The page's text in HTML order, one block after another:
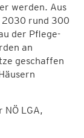
werden. Aus
2030 rund 300
der Pflege-
an
geschaffen
LGA,